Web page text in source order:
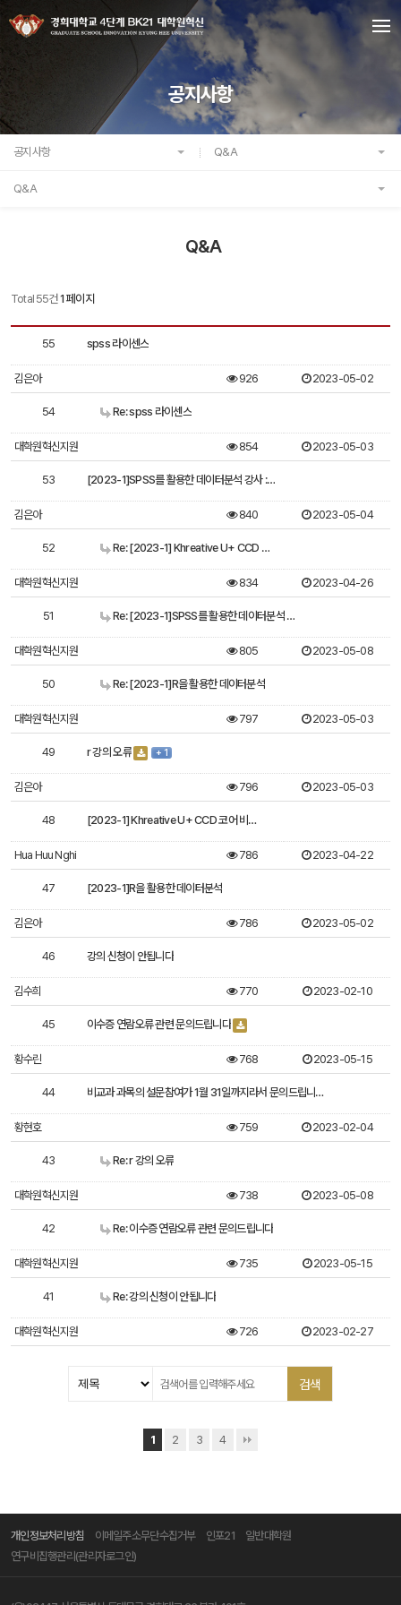
공지사항
공지사항 Q&A
Q&A
Q&A
Total 55건1 페이지
Q&A
55 spss 라이센스
김은아 926 2023-05-02
54 Re: spss 라이센스
대학원혁신지원 854 2023-05-03
53 [2023-1]SPSS를 활용한 데이터분석 강사 :…
김은아 840 2023-05-04
52 Re: [2023-1] Khreative U+ CCD …
대학원혁신지원 834 2023-04-26
51 Re: [2023-1]SPSS를 활용한 데이터분석 …
대학원혁신지원 805 2023-05-08
50 Re: [2023-1]R을 활용한 데이터분석
대학원혁신지원 797 2023-05-03
49 r 강의 오류 + 1
김은아 796 2023-05-03
48 [2023-1] Khreative U+ CCD 코어 비…
Hua Huu Nghi 786 2023-04-22
47 [2023-1]R을 활용한 데이터분석
김은아 786 2023-05-02
46 강의 신청이 안됩니다
김수희 770 2023-02-10
45 이수증 연람오류 관련 문의드립니다
황수린 768 2023-05-15
44 비교과 과목의 설문참여가 1월 31일까지라서 문의드립니…
황현호 759 2023-02-04
43 Re: r 강의 오류
대학원혁신지원 738 2023-05-08
42 Re: 이수증 연람오류 관련 문의드립니다
대학원혁신지원 735 2023-05-15
41 Re: 강의 신청이 안됩니다
대학원혁신지원 726 2023-02-27
1 2 3 4
개인정보처리방침 이메일주소무단수집거부 인포21
일반대학원
연구비집행관리(관리자로그인)